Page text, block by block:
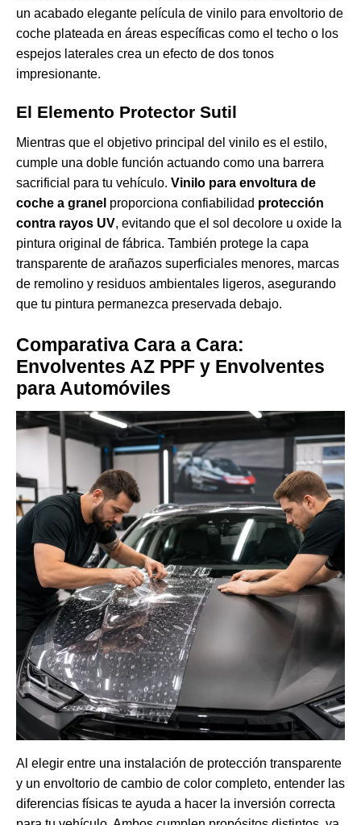
un acabado elegante película de vinilo para envoltorio de
coche plateada en áreas específicas como el techo o los
espejos laterales crea un efecto de dos tonos
impresionante.
El Elemento Protector Sutil
Mientras que el objetivo principal del vinilo es el estilo,
cumple una doble función actuando como una barrera
sacrificial para tu vehículo. Vinilo para envoltura de
coche a granel proporciona confiabilidad protección
contra rayos UV, evitando que el sol decolore u oxide la
pintura original de fábrica. También protege la capa
transparente de arañazos superficiales menores, marcas
de remolino y residuos ambientales ligeros, asegurando
que tu pintura permanezca preservada debajo.
Comparativa Cara a Cara:
Envolventes AZ PPF y Envolventes
para Automóviles
Al elegir entre una instalación de protección transparente
y un envoltorio de cambio de color completo, entender las
diferencias físicas te ayuda a hacer la inversión correcta